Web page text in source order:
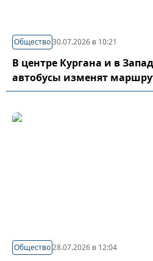
Общество30.07.2026 в 10:21
В центре Кургана и в
автобусы изменят
Общество28.07.2026 в 12:04